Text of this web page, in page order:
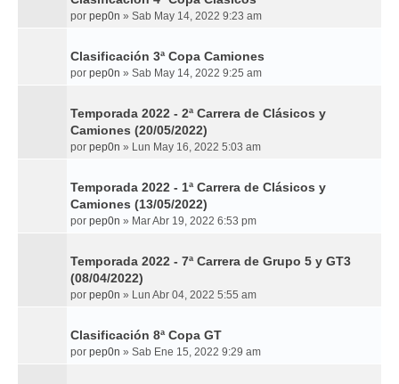
por pep0n » Sab May 14, 2022 9:23 am
Clasificación 3ª Copa Camiones
por pep0n » Sab May 14, 2022 9:25 am
Temporada 2022 - 2ª Carrera de Clásicos y
Camiones (20/05/2022)
por pep0n » Lun May 16, 2022 5:03 am
Temporada 2022 - 1ª Carrera de Clásicos y
Camiones (13/05/2022)
por pep0n » Mar Abr 19, 2022 6:53 pm
Temporada 2022 - 7ª Carrera de Grupo 5 y GT3
(08/04/2022)
por pep0n » Lun Abr 04, 2022 5:55 am
Clasificación 8ª Copa GT
por pep0n » Sab Ene 15, 2022 9:29 am